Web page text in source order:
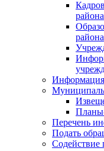
района
района
Перечень
Подать